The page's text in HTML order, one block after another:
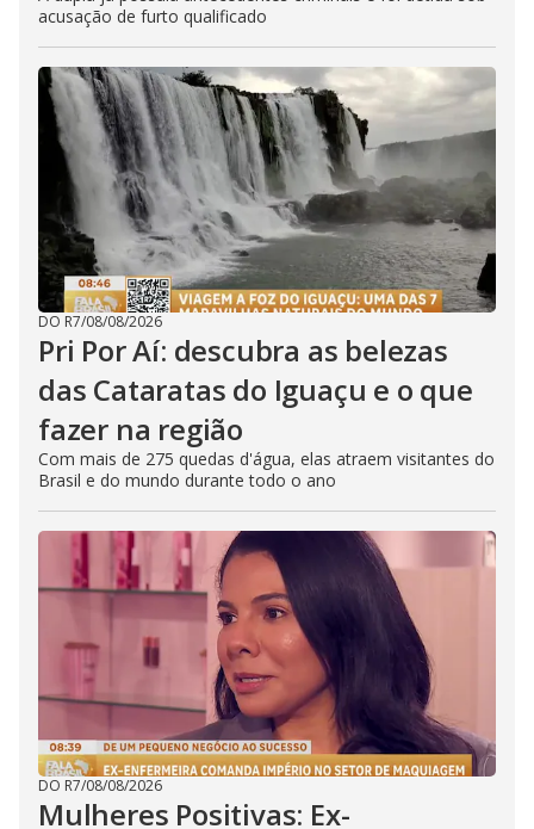
acusação de furto qualificado
DO R7/08/08/2026
Pri Por Aí: descubra as belezas
das Cataratas do Iguaçu e o que
fazer na região
Com mais de 275 quedas d'água, elas atraem visitantes do
Brasil e do mundo durante todo o ano
DO R7/08/08/2026
Mulheres Positivas: Ex-